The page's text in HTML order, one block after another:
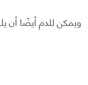
ويمكن للدم أيضًا أن